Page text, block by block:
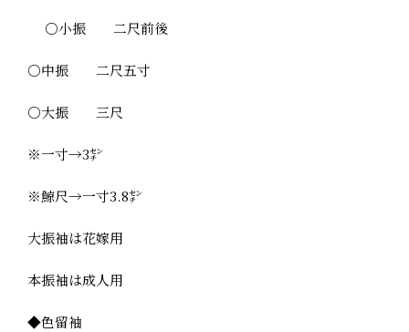
○小振 二尺前後
○中振 二尺五寸
○大振 三尺
※一寸→3㌢
※鯨尺→一寸3.8㌢
大振袖は花嫁用
本振袖は成人用
◆色留袖